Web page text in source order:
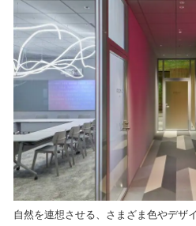
自然を連想させる、さまざま色やデザ